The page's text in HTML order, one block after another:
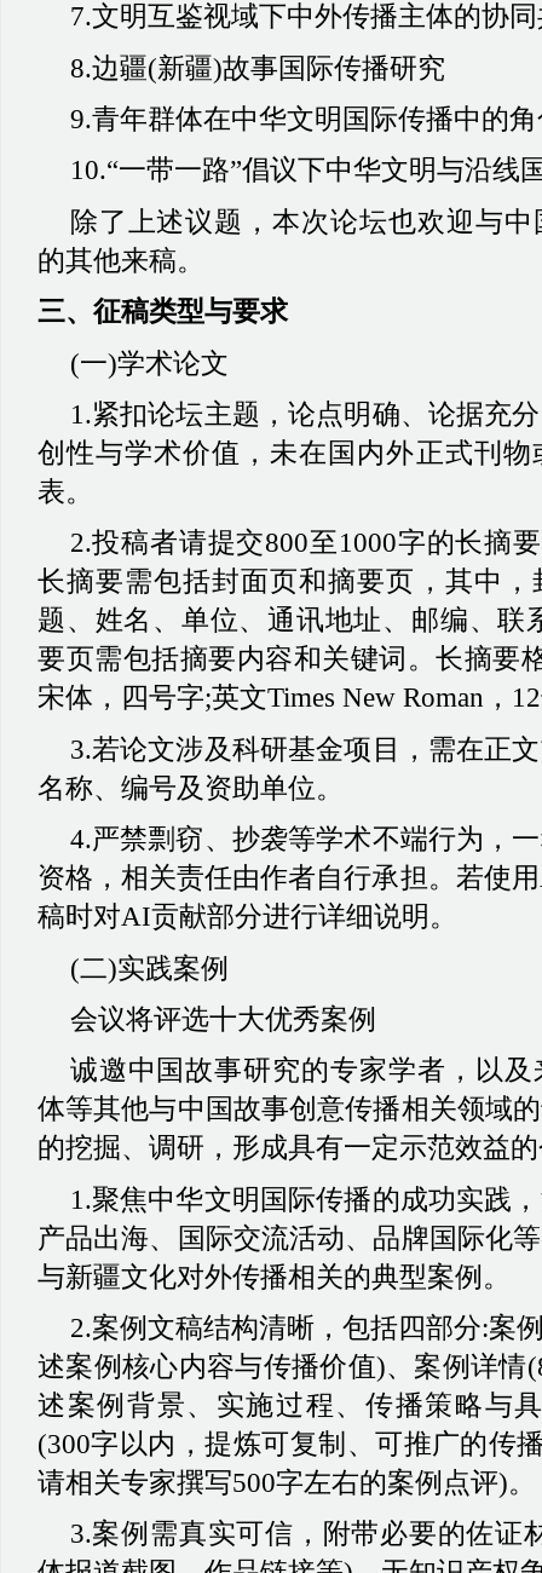
7.文明互鉴视域下中外传播主体的协
8.边疆(新疆)故事国际传播研究
9.青年群体在中华文明国际传播中的
10.“一带一路”倡议下中华文明与沿线
除了上述议题，本次论坛也欢迎与
的其他来稿。
三、征稿类型与要求
(一)学术论文
1.紧扣论坛主题，论点明确、论据充
创性与学术价值，未在国内外正式刊
表。
2.投稿者请提交800至1000字的长摘
长摘要需包括封面页和摘要页，其中
题、姓名、单位、通讯地址、邮编、联
要页需包括摘要内容和关键词。长摘要
宋体，四号字;英文Times New Roman，
3.若论文涉及科研基金项目，需在正
名称、编号及资助单位。
4.严禁剽窃、抄袭等学术不端行为，
资格，相关责任由作者自行承担。若使
稿时对AI贡献部分进行详细说明。
(二)实践案例
会议将评选十大优秀案例
诚邀中国故事研究的专家学者，以
体等其他与中国故事创意传播相关领域
的挖掘、调研，形成具有一定示范效益
1.聚焦中华文明国际传播的成功实践
产品出海、国际交流活动、品牌国际化
与新疆文化对外传播相关的典型案例。
2.案例文稿结构清晰，包括四部分:案
述案例核心内容与传播价值)、案例详情
述案例背景、实施过程、传播策略与
(300字以内，提炼可复制、可推广的传
请相关专家撰写500字左右的案例点评)。
3.案例需真实可信，附带必要的佐证